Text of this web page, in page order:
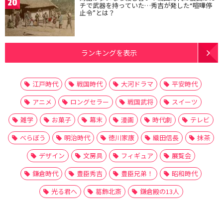
20 チで武器を持っていた…秀吉が発した“喧嘩停
止令”とは？
ランキングを表示
江戸時代 戦国時代 大河ドラマ
平安時代
アニメ
ロングセラー 戦国武将
スイーツ
雑学
お菓子 幕末 漫画 時代劇
テレビ
べらぼう
明治時代 徳川家康 織田信長
抹茶
デザイン
文房具 フィギュア
展覧会
鎌倉時代
豊臣秀吉 豊臣兄弟！
昭和時代
光る君へ
葛飾北斎 鎌倉殿の13人